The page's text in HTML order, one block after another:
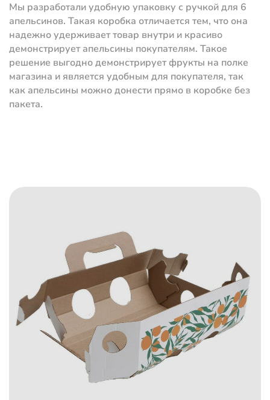
Мы разработали удобную упаковку с ручкой для 6
апельсинов. Такая коробка отличается тем, что она
надежно удерживает товар внутри и красиво
демонстрирует апельсины покупателям. Такое
решение выгодно демонстрирует фрукты на полке
магазина и является удобным для покупателя, так
как апельсины можно донести прямо в коробке без
пакета.